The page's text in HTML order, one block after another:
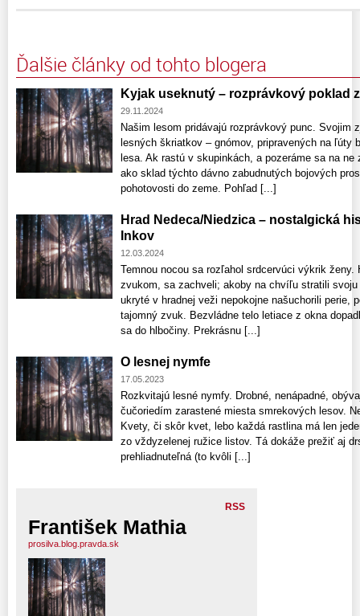
Ďalšie články od tohto blogera
Kyjak useknutý – rozprávkový poklad
29.11.2024
Našim lesom pridávajú rozprávkový punc. Svojim
lesných škriatkov – gnómov, pripravených na ľúty
lesa. Ak rastú v skupinkách, a pozeráme sa na
ako sklad týchto dávno zabudnutých bojových
pohotovosti do zeme. Pohľad [...]
Hrad Nedeca/Niedzica – nostalgická
Inkov
12.03.2024
Temnou nocou sa rozľahol srdcervúci výkrik ženy.
zvukom, sa zachveli; akoby na chvíľu stratili
ukryté v hradnej veži nepokojne našuchorili perie,
tajomný zvuk. Bezvládne telo letiace z okna
sa do hlbočiny. Prekrásnu [...]
O lesnej nymfe
17.05.2023
Rozkvitajú lesné nymfy. Drobné, nenápadné,
čučoriedím zarastené miesta smrekových lesov.
Kvety, či skôr kvet, lebo každá rastlina má len
zo vždyzelenej ružice listov. Tá dokáže prežiť aj
prehliadnuteľná (to kvôli [...]
RSS
František Mathia
prosilva.blog.pravda.sk